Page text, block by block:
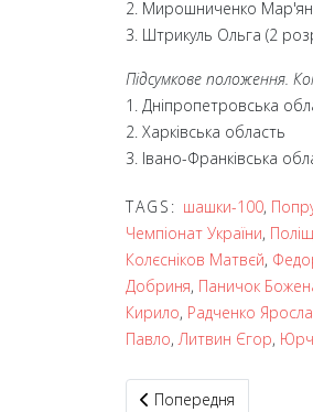
2. Мирошниченко
3. Штрикуль Ольга (2
Підсумкове положення.
1. Дніпропетровська
2. Харківська область
3. Івано-Франківська
TAGS: шашки-100,
Чемпіонат України,
Колєсніков Матвєй,
Добриня, Паничок
Кирило, Радченко
Павло,Литвин Єгор,
Попередня стаття:
Попередня